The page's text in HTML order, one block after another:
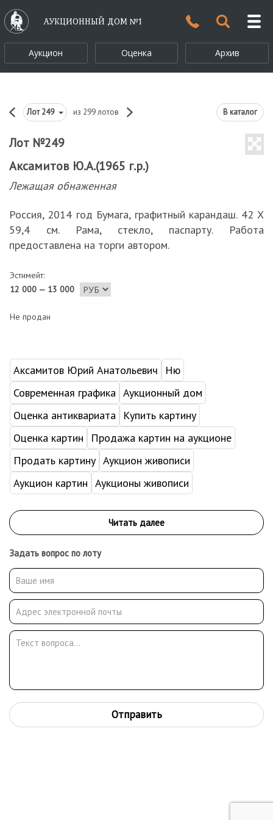
АУКЦИОННЫЙ ДОМ №1
Аукцион Оценка Архив
Лот249 из 299 лотов В каталог
Лот №249
Аксамитов Ю.А.(1965 г.р.)
Лежащая обнаженная
Россия, 2014 год Бумага, графитный карандаш. 42 Х
59,4 см. Рама, стекло, паспарту. Работа
предоставлена на торги автором.
Эстимейт:
12 000 — 13 000
Не продан
Аксамитов Юрий Анатольевич
Ню
Современная графика Аукционный дом
Оценка антиквариата
Купить картину
Оценка картин
Продажа картин на аукционе
Продать картину Аукцион живописи
Аукцион картин Аукционы живописи
Задать вопрос по лоту
Отправить